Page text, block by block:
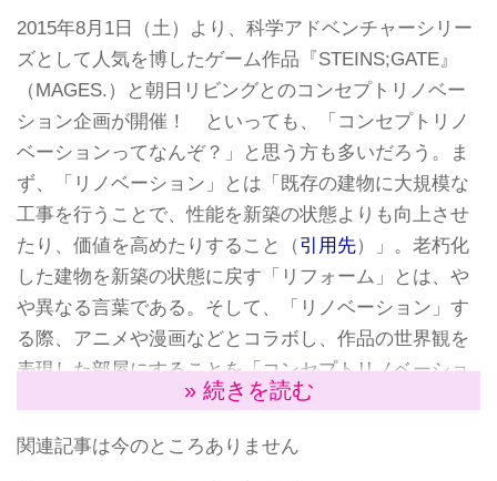
2015年8月1日（土）より、科学アドベンチャーシリー
ズとして人気を博したゲーム作品『STEINS;GATE』
（MAGES.）と朝日リビングとのコンセプトリノベー
ション企画が開催！ といっても、「コンセプトリノ
ベーションってなんぞ？」と思う方も多いだろう。ま
ず、「リノベーション」とは「既存の建物に大規模な
工事を行うことで、性能を新築の状態よりも向上させ
たり、価値を高めたりすること（引用先）」。老朽化
した建物を新築の状態に戻す「リフォーム」とは、や
や異なる言葉である。そして、「リノベーション」す
る際、アニメや漫画などとコラボし、作品の世界観を
表現した部屋にすることを「コンセプトリノベーショ
ン事業を手がける朝日リビングが「あなたの部屋を
» 続きを読む
関連記事は今のところありません